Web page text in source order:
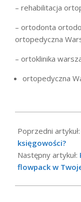
– rehabilitacja
– ortodonta
ortopedyczna
– ortoklinika
ortopedyczna
09-
24
Poprzedni artykuł:
księgowości?
Następny artykuł:
flowpack w